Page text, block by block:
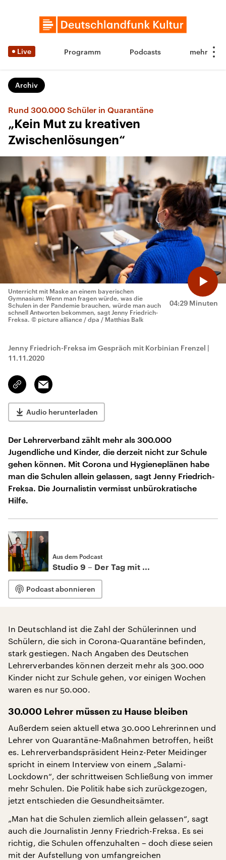
Live Programm Podcasts
Archiv
Rund 300.000 Schüler in Quarantäne
„Kein Mut zu kreativen
Zwischenlösungen“
04:29 Minuten
Unterricht mit Maske an einem bayerischen
Gymnasium: Wenn man fragen würde, was die
Schulen in der Pandemie brauchen, würde man auch
schnell Antworten bekommen, sagt Jenny Friedrich-
Freksa. © picture alliance / dpa / Matthias Balk
Jenny Friedrich-Freksa im Gespräch mit Korbinian Frenzel |
11.11.2020
Link
kopieren/teilen
Email
Audio herunterladen
Der Lehrerverband zählt mehr als 300.000
Jugendliche und Kinder, die derzeit nicht zur Schule
gehen können. Mit Corona und Hygieneplänen habe
man die Schulen allein gelassen, sagt Jenny Friedrich-
Freksa. Die Journalistin vermisst unbürokratische
Hilfe.
Aus dem Podcast
Studio 9 – Der Tag mit ...
Podcast abonnieren
In Deutschland ist die Zahl der Schülerinnen und
Schülern, die sich in Corona-Quarantäne befinden,
stark gestiegen. Nach Angaben des Deutschen
Lehrerverbandes können derzeit mehr als 300.000
Kinder nicht zur Schule gehen, vor einigen Wochen
waren es nur 50.000.
30.000 Lehrer müssen zu Hause bleiben
Außerdem seien aktuell etwa 30.000 Lehrerinnen und
Lehrer von Quarantäne-Maßnahmen betroffen, heißt
es. Lehrerverbandspräsident Heinz-Peter Meidinger
spricht in einem Interview von einem „Salami-
Lockdown“, der schrittweisen Schließung von immer
mehr Schulen. Die Politik habe sich zurückgezogen,
jetzt entschieden die Gesundheitsämter.
„Man hat die Schulen ziemlich allein gelassen“, sagt
auch die Journalistin Jenny Friedrich-Freksa. Es sei
richtig, die Schulen offenzuhalten – doch diese seien
mit der Aufstellung von umfangreichen